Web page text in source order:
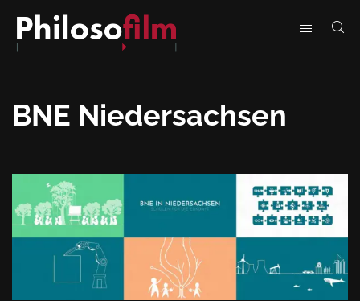
BNE Niedersachsen